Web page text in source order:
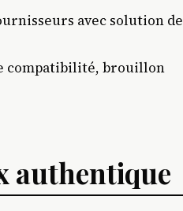
avec solution de
compatibilité, brouillon
authentique